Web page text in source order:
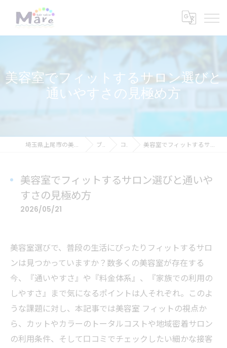
美容室でフィットするサロン選びと
通いやすさの見極め方
埼玉県上尾市の美容室ならhair salon Mare ブログ コラム 美容室でフィットするサロン選びと通いやすさの見極め方
美容室でフィットするサロン選びと通いや
すさの見極め方
2026/05/21
美容室選びで、普段の生活にぴったりフィットするサロ
ンは見つかっていますか？数多くの美容室が存在する
今、『通いやすさ』や『料金体系』、『家族での利用の
しやすさ』まで気になるポイントは人それぞれ。このよ
うな課題に対し、本記事では美容室 フィットの視点か
ら、カットやカラーのトータルコストや地域密着サロン
の利用条件、そして口コミでチェックしたい細かな接客